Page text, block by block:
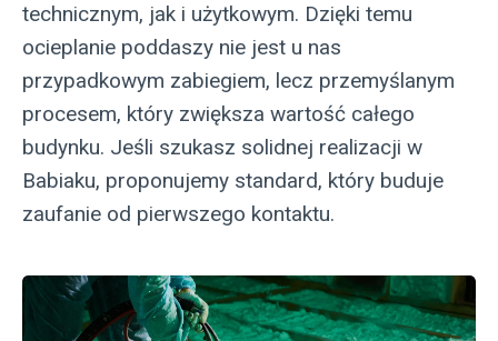
technicznym, jak i użytkowym. Dzięki temu
ocieplanie poddaszy nie jest u nas
przypadkowym zabiegiem, lecz przemyślanym
procesem, który zwiększa wartość całego
budynku. Jeśli szukasz solidnej realizacji w
Babiaku, proponujemy standard, który buduje
zaufanie od pierwszego kontaktu.